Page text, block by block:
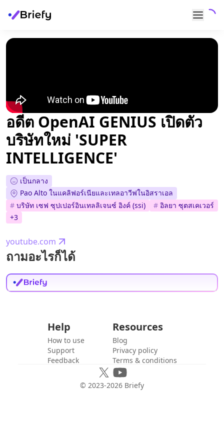
อดีต OpenAI GENIUS เปิดตัว
บริษัทใหม่ 'SUPER
INTELLIGENCE'
เป็นกลาง
Pao Alto ในแคลิฟอร์เนียและเทลอาวีฟในอิสราเอล
# บริษัท เซฟ ซุปเปอร์อินเทลลิเจนซ์ อิงค์ (ssi) # อิลยา ซุตสเคเวอร์
+3
youtube.com
ถามอะไรก็ได้
Help
How to use
Support
Feedback
Resources
Blog
Privacy policy
Terms & conditions
© 2023-2026 Briefy